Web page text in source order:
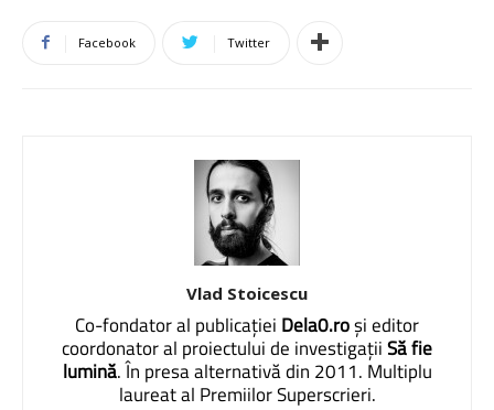
Facebook Twitter
Vlad Stoicescu
Co-fondator al publicației Dela0.roși editor
coordonator al proiectului de investigațiiSă fie
lumină. În presa alternativă din 2011. Multiplu
laureat al Premiilor Superscrieri.